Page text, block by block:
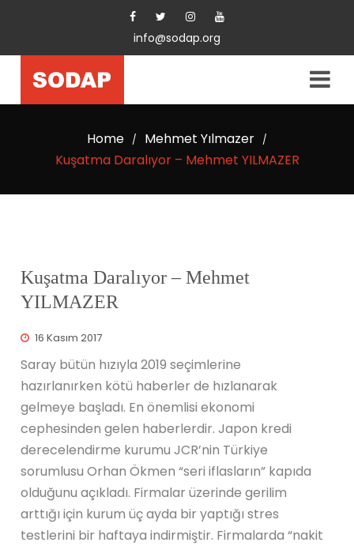
info@sodap.org
Home / Mehmet Yılmazer /
Kuşatma Daralıyor – Mehmet YILMAZER
Kuşatma Daralıyor – Mehmet
YILMAZER
16 Kasım 2017
Saray bütün hızıyla 2019 seçimlerine
hazırlanırken kötü haberler de hızlanarak
gelmeye başladı. En önemlisi ekonomi
cephesinden gelen haberlerdir. Japon kredi
derecelendirme kurumu JCR’nin Türkiye
sorumlusu Orhan Ökmen “seri iflasların” kapıda
olduğunu açıkladı. Firmalar üzerinde gerilim
arttığı için kurum üç ayda bir yaptığı stres
testlerini bir haftaya indirmiştir. Firmalarda “nakit